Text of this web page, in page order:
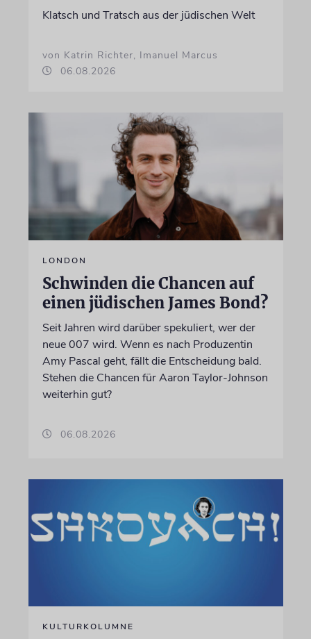
Klatsch und Tratsch aus der jüdischen Welt
von Katrin Richter, Imanuel Marcus
06.08.2026
LONDON
Schwinden die Chancen auf
einen jüdischen James Bond?
Seit Jahren wird darüber spekuliert, wer der
neue 007 wird. Wenn es nach Produzentin
Amy Pascal geht, fällt die Entscheidung bald.
Stehen die Chancen für Aaron Taylor-Johnson
weiterhin gut?
06.08.2026
KULTURKOLUMNE